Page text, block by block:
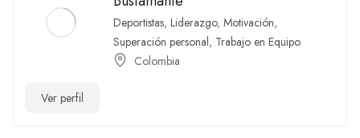
Deportistas, Liderazgo, Motivación,
Superación personal, Trabajo en Equipo
Colombia
Ver perfil